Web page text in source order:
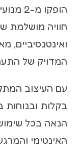
חוויה מושלמת
ואינטנסיביים,
המדויק של
בקלות
הנאה בכל